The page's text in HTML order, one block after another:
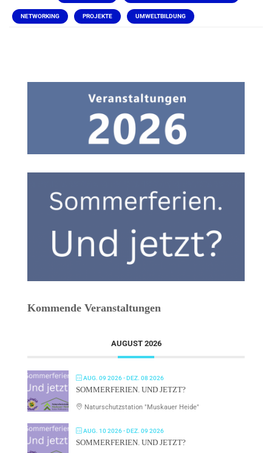
NETWORKING PROJEKTE UMWELTBILDUNG
Kommende Veranstaltungen
AUGUST 2026
AUG. 09 2026- DEZ. 08 2026
SOMMERFERIEN. UND JETZT?
Naturschutzstation "Muskauer Heide"
AUG. 10 2026- DEZ. 09 2026
SOMMERFERIEN. UND JETZT?